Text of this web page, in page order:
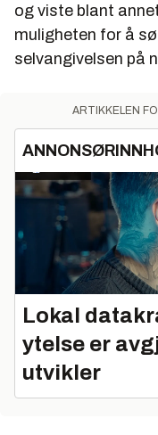
og viste blant
muligheten for å
selvangivelsen på
ARTIKKELEN
Lokal
ytelse er
utvikler